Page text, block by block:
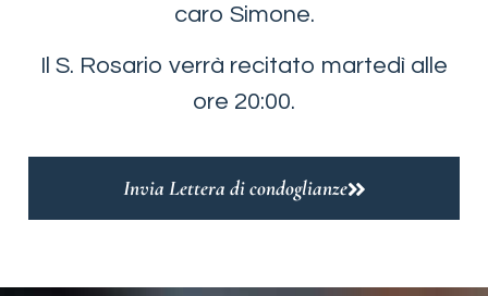
caro Simone.
Il S. Rosario verrà recitato martedì alle
ore 20:00.
Invia Lettera di condoglianze